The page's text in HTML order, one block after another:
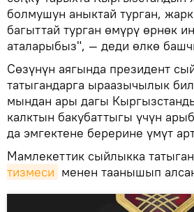
болмушун аныктай турган,
багыттай турган өмүрү өрнөк
аталарыбыз", — деди өлкө
Сөзүнүн аягында президент
татыгандарга ыраазычылык
мындан ары дагы
калктын бакубаттыгы үчүн
да эмгектене берерине үмүт
Мамлекеттик сыйлыкка
тизмеси менен таанышып